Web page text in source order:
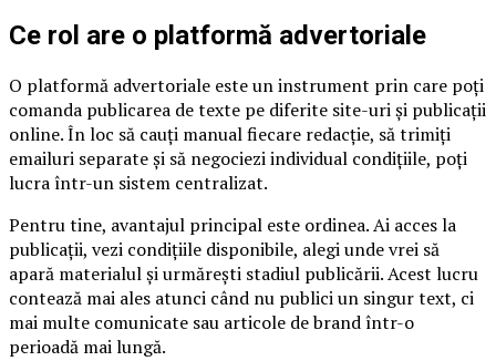
Ce rol are o platformă advertoriale
O platformă advertoriale este un instrument prin care poți
comanda publicarea de texte pe diferite site-uri și publicații
online. În loc să cauți manual fiecare redacție, să trimiți
emailuri separate și să negociezi individual condițiile, poți
lucra într-un sistem centralizat.
Pentru tine, avantajul principal este ordinea. Ai acces la
publicații, vezi condițiile disponibile, alegi unde vrei să
apară materialul și urmărești stadiul publicării. Acest lucru
contează mai ales atunci când nu publici un singur text, ci
mai multe comunicate sau articole de brand într-o
perioadă mai lungă.